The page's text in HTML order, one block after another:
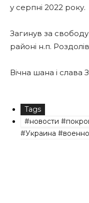
у серпні 2022 року.
Загинув за
районі н.п.
Вічна шана і слава
Tags
#новости
#Украина